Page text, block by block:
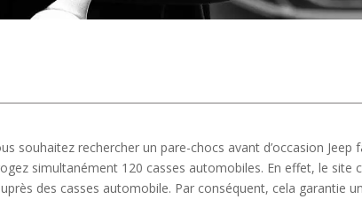
souhaitez rechercher un pare-chocs avant d’occasion Jeep
simultanément 120 casses automobiles. En effet, le
des casses automobile. Par conséquent, cela garantie